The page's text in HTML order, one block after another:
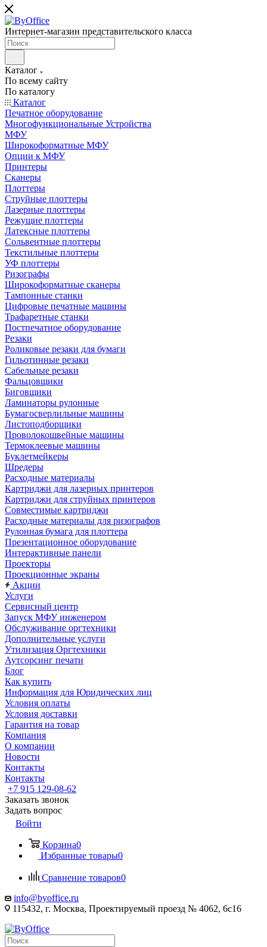
Интернет-магазин представительского класса
Каталог
По всему сайту
По каталогу
Каталог
Печатное оборудование
Многофункциональные Устройства
МФУ
Широкоформатные МФУ
Опции к МФУ
Принтеры
Сканеры
Плоттеры
Струйные плоттеры
Лазерные плоттеры
Режущие плоттеры
Латексные плоттеры
Сольвентные плоттеры
Текстильные плоттеры
УФ плоттеры
Ризографы
Широкоформатные сканеры
Тампонные станки
Цифровые печатные машины
Трафаретные станки
Постпечатное оборудование
Резаки
Роликовые резаки для бумаги
Гильотинные резаки
Сабельные резаки
Фальцовщики
Биговщики
Ламинаторы рулонные
Бумагосверлильные машины
Листоподборщики
Проволокошвейные машины
Термоклеевые машины
Буклетмейкеры
Шредеры
Расходные материалы
Картриджи для лазерных принтеров
Картриджи для струйных принтеров
Совместимые картриджи
Расходные материалы для ризографов
Рулонная бумага для плоттера
Презентационное оборудование
Интерактивные панели
Проекторы
Проекционные экраны
Акции
Услуги
Сервисный центр
Запуск МФУ инженером
Обслуживание оргтехники
Дополнительные услуги
Утилизация Оргтехники
Аутсорсинг печати
Блог
Как купить
Информация для Юридических лиц
Условия оплаты
Условия доставки
Гарантия на товар
Компания
О компании
Новости
Контакты
Контакты
+7 915 129-08-62
Заказать звонок
Задать вопрос
Войти
Корзина0
Избранные товары0
Сравнение товаров0
info@byoffice.ru
115432, г. Москва, Проектируемый проезд № 4062, 6с16